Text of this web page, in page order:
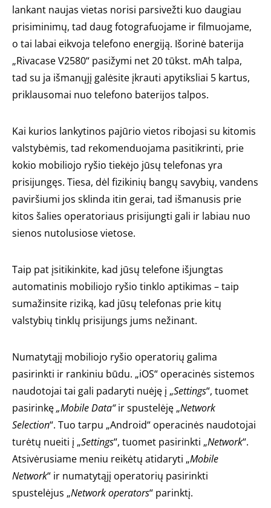
lankant naujas vietas norisi parsivežti kuo daugiau
prisiminimų, tad daug fotografuojame ir filmuojame,
o tai labai eikvoja telefono energiją. Išorinė baterija
„Rivacase V2580“ pasižymi net 20 tūkst. mAh talpa,
tad su ja išmanųjį galėsite įkrauti apytiksliai 5 kartus,
priklausomai nuo telefono baterijos talpos.
Kai kurios lankytinos pajūrio vietos ribojasi su kitomis
valstybėmis, tad rekomenduojama pasitikrinti, prie
kokio mobiliojo ryšio tiekėjo jūsų telefonas yra
prisijungęs. Tiesa, dėl fizikinių bangų savybių, vandens
paviršiumi jos sklinda itin gerai, tad išmanusis prie
kitos šalies operatoriaus prisijungti gali ir labiau nuo
sienos nutolusiose vietose.
Taip pat įsitikinkite, kad jūsų telefone išjungtas
automatinis mobiliojo ryšio tinklo aptikimas – taip
sumažinsite riziką, kad jūsų telefonas prie kitų
valstybių tinklų prisijungs jums nežinant.
Numatytąjį mobiliojo ryšio operatorių galima
pasirinkti ir rankiniu būdu. „iOS“ operacinės sistemos
naudotojai tai gali padaryti nuėję į „Settings“, tuomet
pasirinkę„Mobile Data“ir spustelėję „Network
Selection“. Tuo tarpu „Android“ operacinės naudotojai
turėtų nueiti į „Settings“, tuomet pasirinkti „Network“.
Atsivėrusiame meniu reikėtų atidaryti „Mobile
Network“ ir numatytąjį operatorių pasirinkti
spustelėjus „Network operators“ parinktį.